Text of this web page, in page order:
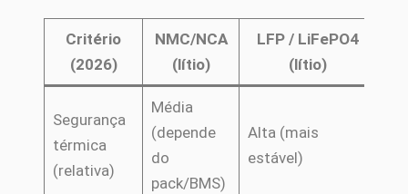
Critério
(2026)
NMC/NCA
(lítio)
LFP / LiFePO4
(lítio)
Segurança
térmica
(relativa)
Média
(depende
do
pack/BMS)
Alta (mais
estável)